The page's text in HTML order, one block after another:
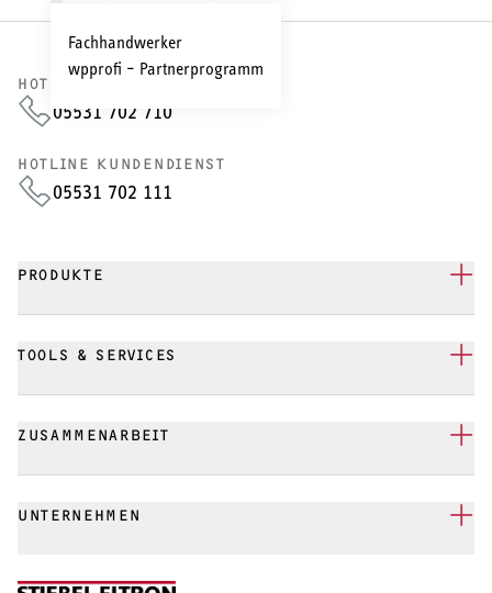
Fachhandwerker
wpprofi – Partnerprogramm
HOTLINE VERTRIEB
05531 702 710
HOTLINE KUNDENDIENST
05531 702 111
PRODUKTE
TOOLS & SERVICES
ZUSAMMENARBEIT
UNTERNEHMEN